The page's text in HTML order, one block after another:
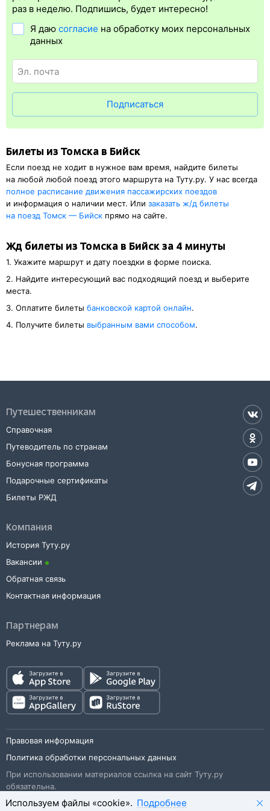
упрощает жизнь пассажиру. Её плюс в том, что не нужно быть
регистрация доступна почти для всех заказов,исключение
составляют поезда
в электронном ж/д билете. А в случае отсутствия электронной
регистрации еще и распечатка посадочного купона.
раз в неделю. Подпишись, будет интересно!
Я даю согласие на обработку моих персональных
данных
Подписаться
Билеты из Томска в Бийск
Если поезд не ходит в нужное вам время, найдите билеты
на любой любой поезд этого маршрута на Туту.ру. У нас всегда
полное расписание движения пассажирских поездов
и информация о наличии мест. Или заказать ж/д билеты
на поезд Томск — Бийск прямо на сайте.
Жд билеты из Томска в Бийск за 4 минуты
1. Укажите маршрут и дату поездки в форме поиска.
2. Найдите интересующий вас подходящий поезд и выберите
места.
3. Оплатите билеты банковской картой онлайн.
4. Получите билеты выбранным вами способом.
Путешественникам
Справочная
Путеводитель по странам
Бонусная программа
Подарочные сертификаты
Билеты РЖД
Компания
История Туту.ру
Вакансии
Обратная связь
Контактная информация
Партнерам
Реклама на Туту.ру
Правовая информация
Политика обработки персональных данных
При использовании материалов ссылка на сайт Туту.ру
обязательна.
Используем файлы «cookie». Подробнее